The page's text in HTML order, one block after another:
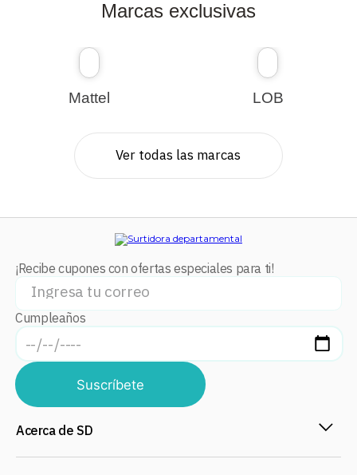
Marcas exclusivas
Mattel LOB
Ver todas las marcas
¡Recibe cupones con ofertas especiales para ti!
Cumpleaños
Suscríbete
Acerca de SD